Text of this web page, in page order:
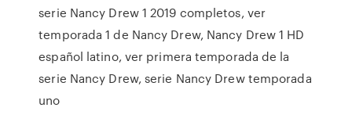
serie Nancy Drew 1 2019 completos, ver
temporada 1 de Nancy Drew, Nancy Drew 1 HD
español latino, ver primera temporada de la
serie Nancy Drew, serie Nancy Drew temporada
uno